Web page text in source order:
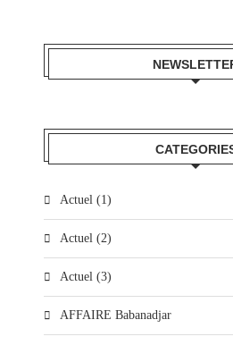
Actuel (1)
Actuel (2)
Actuel (3)
AFFAIRE Babanadjar